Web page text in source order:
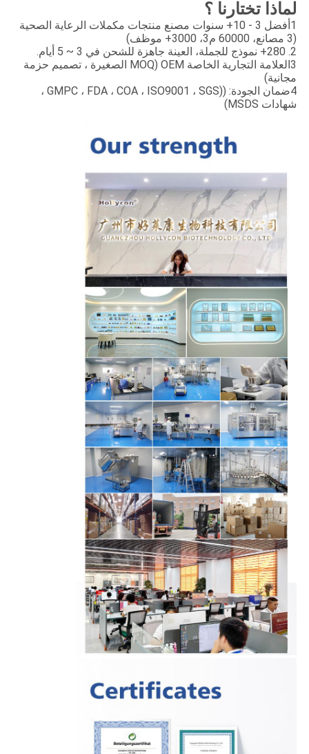
لماذا تختارنا ؟
1أفضل 3 - 10+ سنوات مصنع منتجات مكملات الرعاية الصحية
(3 مصانع، 60000 م3، 3000+ موظف)
2. 280+ نموذج للجملة، العينة جاهزة للشحن في 3 ~ 5 أيام.
3العلامة التجارية الخاصة OEM (MOQ الصغيرة ، تصميم حزمة
مجانية)
4ضمان الجودة: ((GMPC ، FDA ، COA ، ISO9001 ، SGS ،
شهادات MSDS)